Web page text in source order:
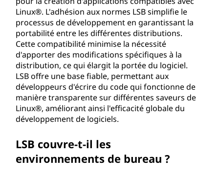
Linux®. L'adhésion aux normes LSB simplifie le
processus de développement en garantissant la
portabilité entre les différentes distributions.
Cette compatibilité minimise la nécessité
d'apporter des modifications spécifiques à la
distribution, ce qui élargit la portée du logiciel.
LSB offre une base fiable, permettant aux
développeurs d'écrire du code qui fonctionne de
manière transparente sur différentes saveurs de
Linux®, améliorant ainsi l'efficacité globale du
développement de logiciels.
LSB couvre-t-il les
environnements de bureau ?